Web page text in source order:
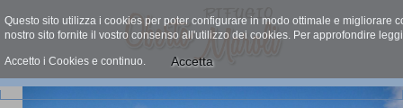
Questo sito utilizza i cookies per poter configurare in modo ottimale e migliorare
nostro sito fornite il vostro consenso all'utilizzo dei cookies. Per approfondire
Accetto i Cookies e continuo. Accetta